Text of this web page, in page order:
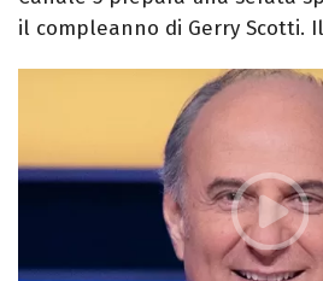
il compleanno di Gerry Scotti.